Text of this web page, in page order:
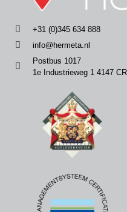
+31 (0)345 634 888
info@hermeta.nl
Postbus 1017
1e Industrieweg 1 4147